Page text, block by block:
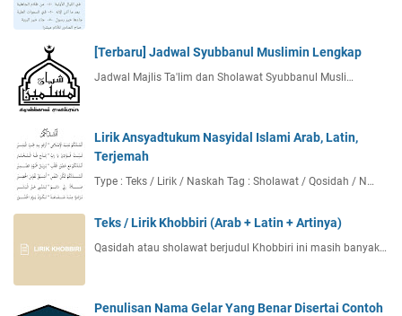
[Terbaru] Jadwal Syubbanul Muslimin Lengkap
Jadwal Majlis Ta'lim dan Sholawat Syubbanul Musli…
Lirik Ansyadtukum Nasyidal Islami Arab, Latin,
Terjemah
Type : Teks / Lirik / Naskah Tag : Sholawat / Qosidah / N…
Teks / Lirik Khobbiri (Arab + Latin + Artinya)
Qasidah atau sholawat berjudul Khobbiri ini masih banyak…
Penulisan Nama Gelar Yang Benar Disertai Contoh